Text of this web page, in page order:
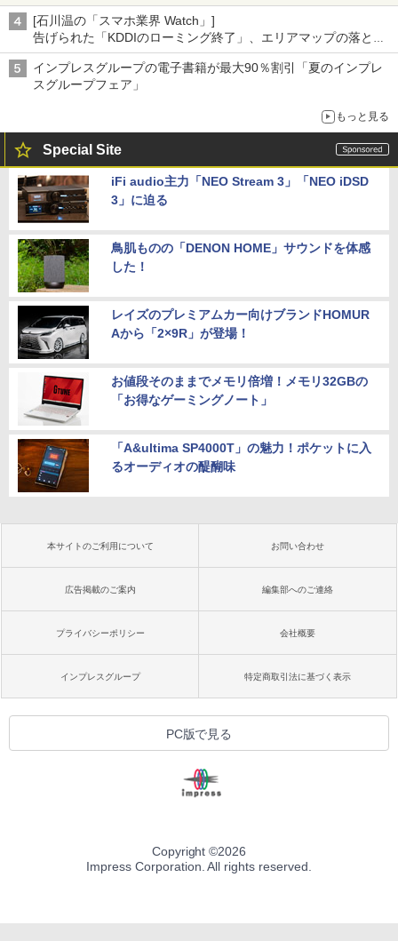
[石川温の「スマホ業界 Watch」]
告げられた「KDDIのローミング終了」、エリアマップの落とし
穴と楽天モバイルの課題
インプレスグループの電子書籍が最大90％割引「夏のインプレ
スグループフェア」
もっと見る
Special Site
iFi audio主力「NEO Stream 3」「NEO iDSD
3」に迫る
鳥肌ものの「DENON HOME」サウンドを体感
した！
レイズのプレミアムカー向けブランドHOMUR
Aから「2×9R」が登場！
お値段そのままでメモリ倍増！メモリ32GBの
「お得なゲーミングノート」
「A&ultima SP4000T」の魅力！ポケットに入
るオーディオの醍醐味
本サイトのご利用について お問い合わせ
広告掲載のご案内 編集部へのご連絡
プライバシーポリシー 会社概要
インプレスグループ 特定商取引法に基づく表示
PC版で見る
Copyright ©2026
Impress Corporation. All rights reserved.